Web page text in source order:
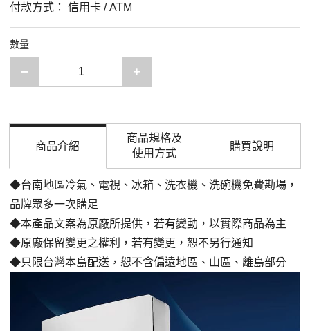
付款方式： 信用卡 / ATM
數量
減少一項
商品介紹
商品規格及
使用方式
購買說明
◆台南地區冷氣、電視、冰箱、洗衣機、洗碗機免費勘場，
品牌眾多一次購足
◆本產品文案為原廠所提供，若有變動，以實際商品為主
◆原廠保留變更之權利，若有變更，恕不另行通知
◆只限台灣本島配送，恕不含偏遠地區、山區、離島部分